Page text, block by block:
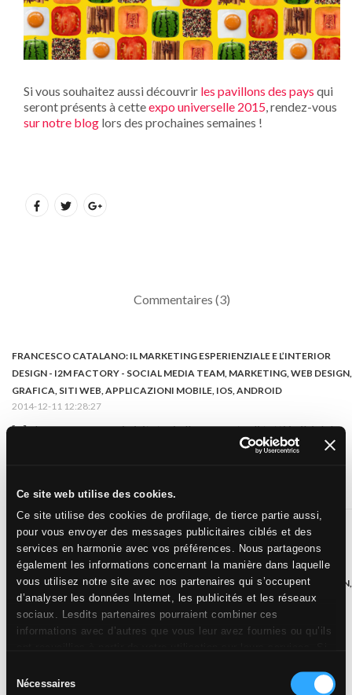
Ce site web utilise des cookies.
Ce site utilise des cookies de profilage, de tierce partie aussi,
pour vous envoyer des messages publicitaires ciblés et des
services en harmonie avec vos préférences. Nous partageons
également les informations concernant la manière dans laquelle
vous utilisez notre site avec nos partenaires qui s’occupent
d’analyser les données Internet, les publicités et les réseaux
sociaux. Lesdits partenaires pourraient combiner ces
informations avec d’autres que vous leur avez fournies ou qu’ils
à tous les cookies, ou à quelques-uns seulement,
cliquez ici
duNécessaires
Si vous souhaitez aussi découvrir les pavillons des pays qui
seront présents à cetteexpo universelle 2015, rendez-vous
sur notre blog lors des prochaines semaines !
Commentaires (3)
FRANCESCO CATALANO: IL MARKETING ESPERIENZIALE E L’INTERIOR
DESIGN - I2M FACTORY - SOCIAL MEDIA TEAM, MARKETING, WEB DESIGN,
GRAFICA, SITI WEB, APPLICAZIONI MOBILE, IOS, ANDROID
2014-12-11 12:28:27
[...] che accompagna i visitatori alla scoperta di tutti i cibi del
mondo, racchiusi simbolicamente nelle 9 dispense disseminate
FRANCESCO CATALANO: IL MARKETING ESPERIENZIALE E L’INTERIOR
DESIGN - I2M FACTORY - SOCIAL MEDIA TEAM, MARKETING, WEB DESIGN,
GRAPHICS, WEB SITE, MOBILE APP, IOS, ANDROID, WEB AGENCY TEAM,
GRAPHIC AGENCY, WEB AGENCY ROMA
2014-12-11 12:27:29
mondo, racchiusi simbolicamente nelle 9 dispense disseminate
tra le stanze, ognuna dedicata ad uno dei cluster in cui Expo ha